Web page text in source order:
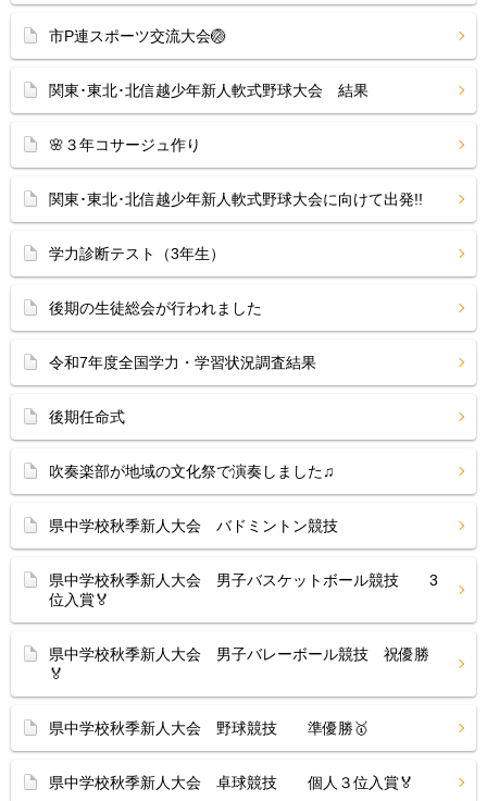
市P連スポーツ交流大会🏐
関東･東北･北信越少年新人軟式野球大会 結果
🌸３年コサージュ作り
関東･東北･北信越少年新人軟式野球大会に向けて出発!!
学力診断テスト（3年生）
後期の生徒総会が行われました
令和7年度全国学力・学習状況調査結果
後期任命式
吹奏楽部が地域の文化祭で演奏しました♫
県中学校秋季新人大会 バドミントン競技
県中学校秋季新人大会 男子バスケットボール競技 3
位入賞🏅
県中学校秋季新人大会 男子バレーボール競技 祝優勝
🏅
県中学校秋季新人大会 野球競技 準優勝🥇
県中学校秋季新人大会 卓球競技 個人３位入賞🏅